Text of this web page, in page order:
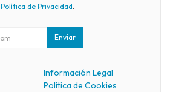
Política de Privacidad.
Enviar
Información Legal
Política de Cookies